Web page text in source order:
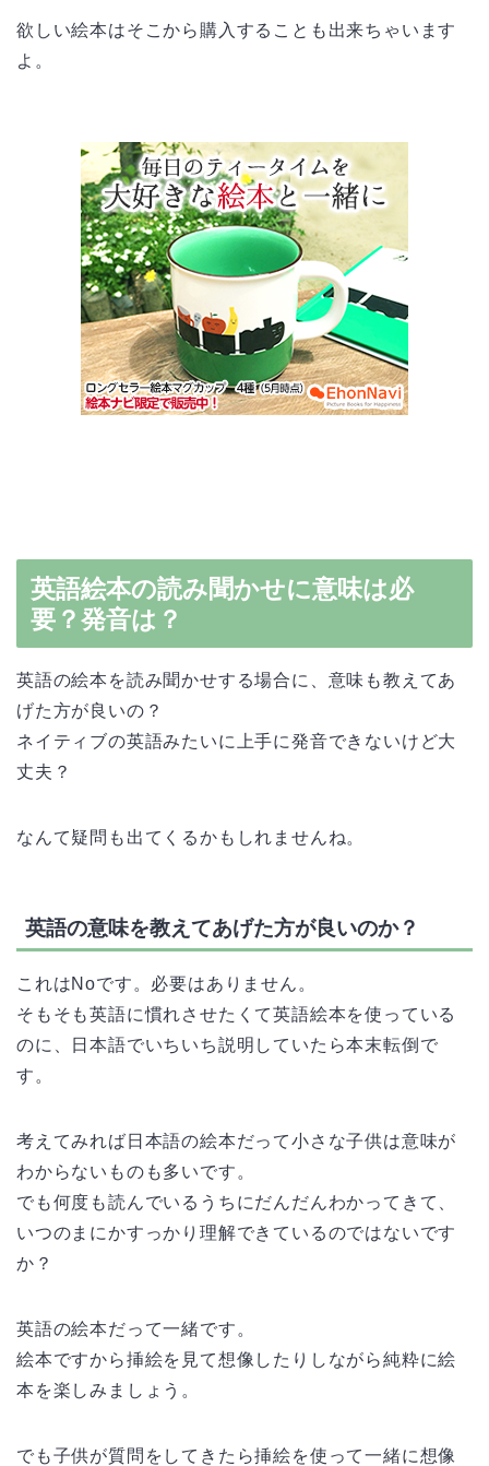
欲しい絵本はそこから購入することも出来ちゃいます
よ。
英語絵本の読み聞かせに意味は必
要？発音は？
英語の絵本を読み聞かせする場合に、意味も教えてあ
げた方が良いの？
ネイティブの英語みたいに上手に発音できないけど大
丈夫？
なんて疑問も出てくるかもしれませんね。
英語の意味を教えてあげた方が良いのか？
これはNoです。必要はありません。
そもそも英語に慣れさせたくて英語絵本を使っている
のに、日本語でいちいち説明していたら本末転倒で
す。
考えてみれば日本語の絵本だって小さな子供は意味が
わからないものも多いです。
でも何度も読んでいるうちにだんだんわかってきて、
いつのまにかすっかり理解できているのではないです
か？
英語の絵本だって一緒です。
絵本ですから挿絵を見て想像したりしながら純粋に絵
本を楽しみましょう。
でも子供が質問をしてきたら挿絵を使って一緒に想像